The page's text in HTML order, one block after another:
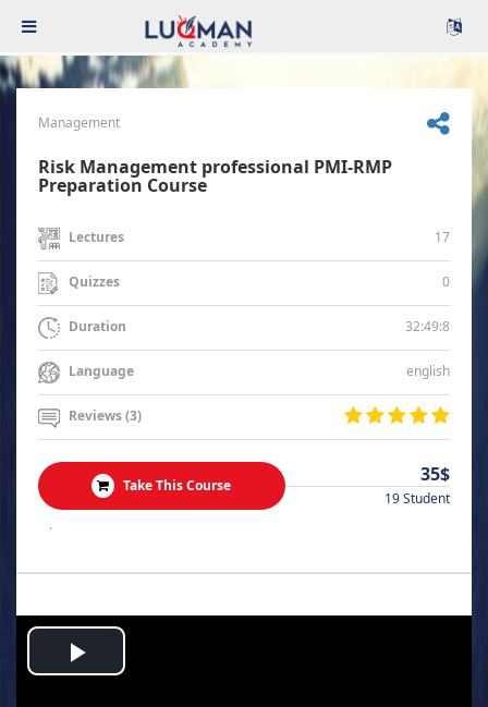
Management
Risk Management professional PMI-RMP
Preparation Course
Lectures 17
Quizzes 0
Duration 32:49:8
Language english
Reviews (3)
Take This Course 35$
19 Student
.
Play